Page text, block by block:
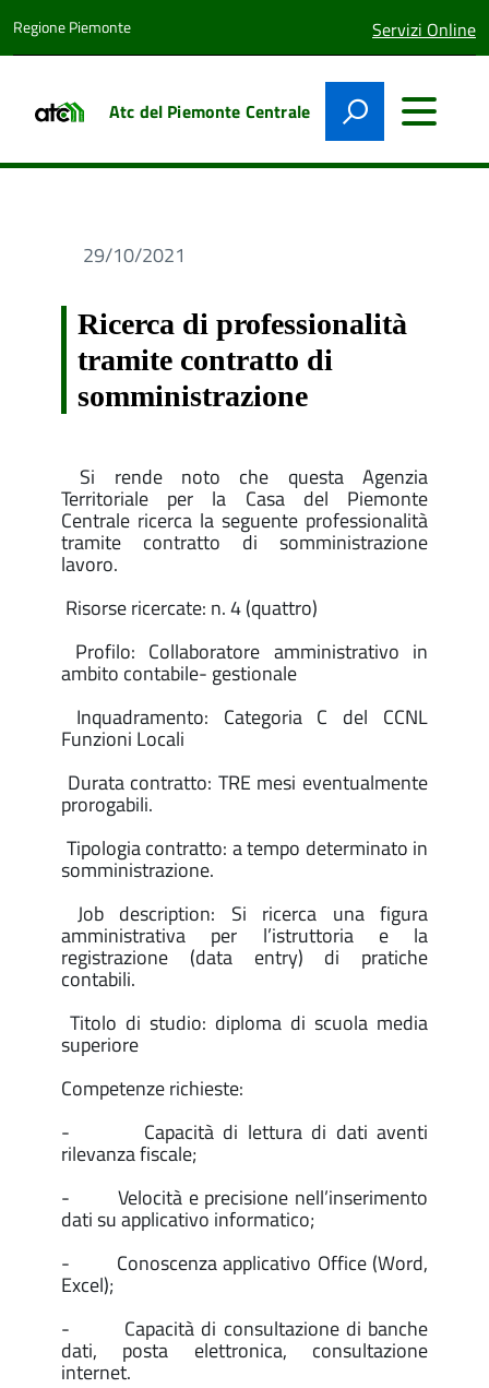
Regione Piemonte lingua
attiva:
Servizi Online
Atc del Piemonte Centrale
29/10/2021
Ricerca di professionalità
tramite contratto di
somministrazione
Si rende noto che questa Agenzia
Territoriale per la Casa del Piemonte
Centrale ricerca la seguente professionalità
tramite contratto di somministrazione
lavoro.
Risorse ricercate: n. 4 (quattro)
Profilo: Collaboratore amministrativo in
ambito contabile- gestionale
Inquadramento: Categoria C del CCNL
Funzioni Locali
Durata contratto: TRE mesi eventualmente
prorogabili.
Tipologia contratto: a tempo determinato in
somministrazione.
Job description: Si ricerca una figura
amministrativa per l’istruttoria e la
registrazione (data entry) di pratiche
contabili.
Titolo di studio: diploma di scuola media
superiore
Competenze richieste:
- Capacità di lettura di dati aventi
rilevanza fiscale;
-Velocità e precisione nell’inserimento
dati su applicativo informatico;
- Conoscenza applicativo Office (Word,
Excel);
- Capacità di consultazione di banche
dati, posta elettronica, consultazione
internet.